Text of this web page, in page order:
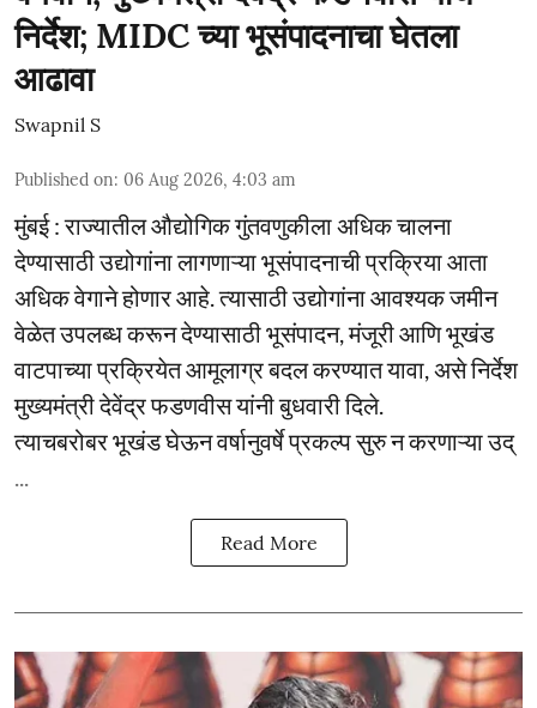
निर्देश; MIDC च्या भूसंपादनाचा घेतला
आढावा
Swapnil S
Published on: 06 Aug 2026, 4:03 am
मुंबई : राज्यातील औद्योगिक गुंतवणुकीला अधिक चालना
देण्यासाठी उद्योगांना लागणाऱ्या भूसंपादनाची प्रक्रिया आता
अधिक वेगाने होणार आहे. त्यासाठी उद्योगांना आवश्यक जमीन
वेळेत उपलब्ध करून देण्यासाठी भूसंपादन, मंजूरी आणि भूखंड
वाटपाच्या प्रक्रियेत आमूलाग्र बदल करण्यात यावा, असे निर्देश
मुख्यमंत्री देवेंद्र फडणवीस यांनी बुधवारी दिले.
त्याचबरोबर भूखंड घेऊन वर्षानुवर्षे प्रकल्प सुरु न करणाऱ्या उद्
...
Read More